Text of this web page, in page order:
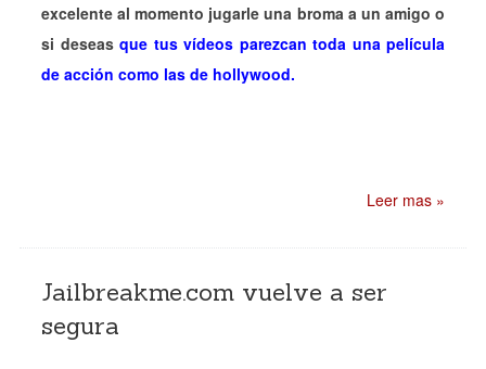
excelente al momento jugarle una broma a un amigo o
si deseasque tus vídeos parezcan toda una película
de acción como las de hollywood.
Leer mas »
Jailbreakme.com vuelve a ser
segura